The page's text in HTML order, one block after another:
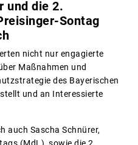
und die 2.
Sontag
nicht nur engagierte
Maßnahmen und
des Bayerischen
und an Interessierte
auch Sascha Schnürer,
(MdL), sowie die 2.